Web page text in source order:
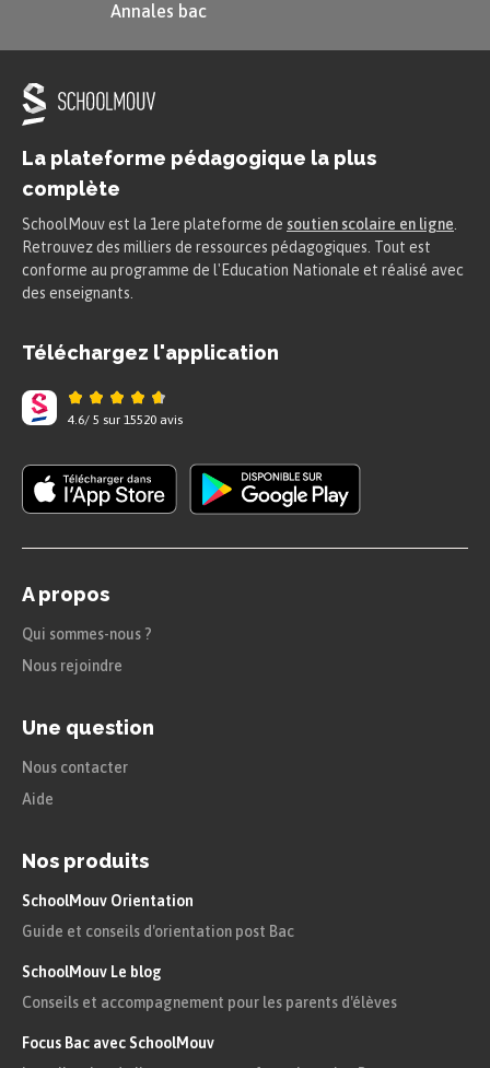
Annales bac
La plateforme pédagogique la plus
complète
SchoolMouv est la 1ere plateforme de soutien scolaire en ligne
Retrouvez des milliers de ressources pédagogiques. Tout est
conforme au programme de l'Education Nationale et réalisé avec
des enseignants.
Téléchargez l'application
4.6/ 5 sur 15520 avis
A propos
Qui sommes-nous ?
Nous rejoindre
Une question
Nous contacter
Aide
Nos produits
SchoolMouv Orientation
Guide et conseils d'orientation post Bac
SchoolMouv Le blog
Conseils et accompagnement pour les parents d'élèves
Focus Bac avec SchoolMouv